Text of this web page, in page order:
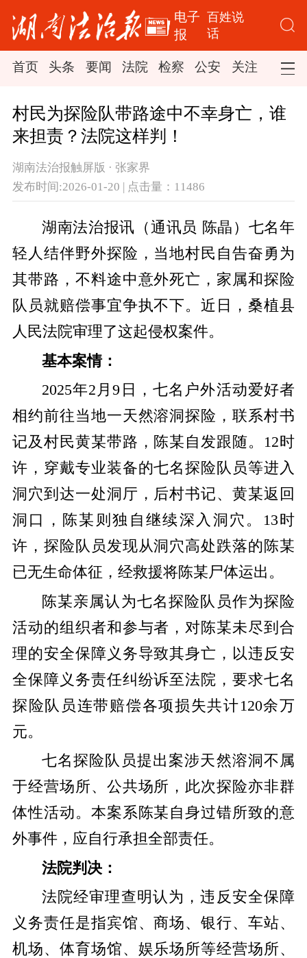
电子
报
百姓说
话
首页 头条 要闻 法院 检察 公安 关注 司法
村民为探险队带路途中不幸身亡，谁
来担责？法院这样判！
湖南法治报触屏版 · 张家界
发布时间:2026-01-20 | 点击量：11486
湖南法治报讯（通讯员 陈晶）七名年
轻人结伴野外探险，当地村民自告奋勇为
其带路，不料途中意外死亡，家属和探险
队员就赔偿事宜争执不下。近日，桑植县
人民法院审理了这起侵权案件。
基本案情：
2025年2月9日，七名户外活动爱好者
相约前往当地一天然溶洞探险，联系村书
记及村民黄某带路，陈某自发跟随。12时
许，穿戴专业装备的七名探险队员等进入
洞穴到达一处洞厅，后村书记、黄某返回
洞口，陈某则独自继续深入洞穴。13时
许，探险队员发现从洞穴高处跌落的陈某
已无生命体征，经救援将陈某尸体运出。
陈某亲属认为七名探险队员作为探险
活动的组织者和参与者，对陈某未尽到合
理的安全保障义务导致其身亡，以违反安
全保障义务责任纠纷诉至法院，要求七名
探险队员连带赔偿各项损失共计120余万
元。
七名探险队员提出案涉天然溶洞不属
于经营场所、公共场所，此次探险亦非群
体性活动。本案系陈某自身过错所致的意
外事件，应自行承担全部责任。
法院判决：
法院经审理查明认为，违反安全保障
义务责任是指宾馆、商场、银行、车站、
机场、体育场馆、娱乐场所等经营场所、